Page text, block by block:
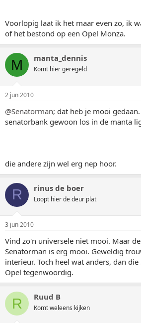
Voorlopig laat ik het maar even zo, ik
of het bestond op een Opel Monza.
M manta_dennis
Komt hier geregeld
2 jun 2010
@Senatorman; dat heb je mooi
senatorbank gewoon los in de manta
die andere zijn wel erg nep hoor.
R rinus de boer
Loopt hier de deur plat
3 jun 2010
Vind zo'n universele niet mooi. Maar
Senatorman is erg mooi. Geweldig
interieur. Toch heel wat anders, dan
Opel tegenwoordig.
R Ruud B
Komt weleens kijken